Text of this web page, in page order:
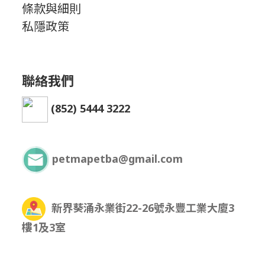
條款與細則
私隱政策
聯絡我們
(852) 5444 3222
petmapetba@gmail.com
新界葵涌永業街22-26號永豐工業大廈3
樓1及3室